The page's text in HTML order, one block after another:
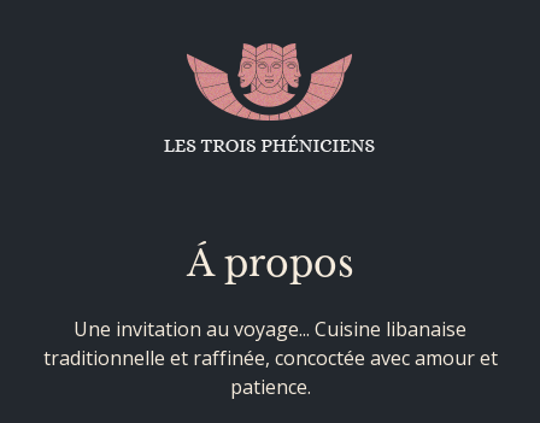
Á propos
Une invitation au voyage... Cuisine libanaise
traditionnelle et raffinée, concoctée avec amour et
patience.